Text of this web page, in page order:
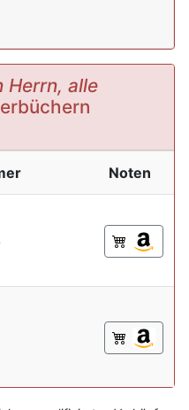
Herrn, alle
Noten